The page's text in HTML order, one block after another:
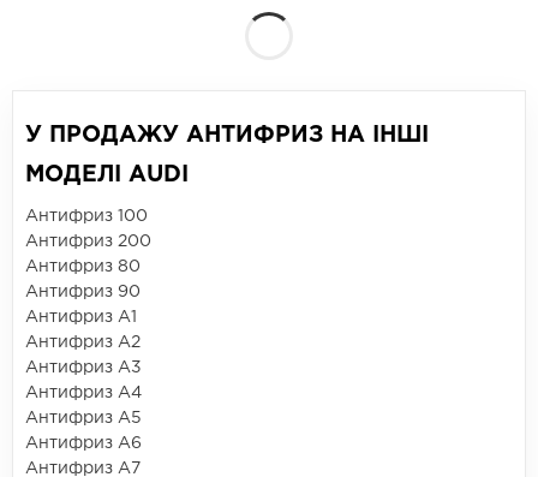
У ПРОДАЖУ АНТИФРИЗ НА ІНШІ
МОДЕЛІ AUDI
Антифриз 100
Антифриз 200
Антифриз 80
Антифриз 90
Антифриз A1
Антифриз A2
Антифриз A3
Антифриз A4
Антифриз A5
Антифриз A6
Антифриз A7